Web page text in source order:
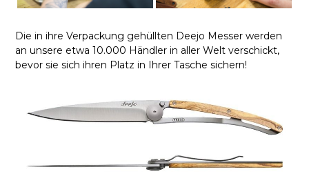
Die in ihre Verpackung gehüllten Deejo Messer werden
an unsere etwa 10.000 Händler in aller Welt verschickt,
bevor sie sich ihren Platz in Ihrer Tasche sichern!